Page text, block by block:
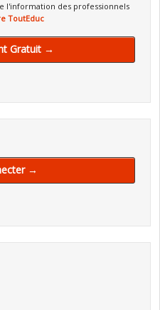
l'information des professionnels
ToutEduc
Gratuit →
→